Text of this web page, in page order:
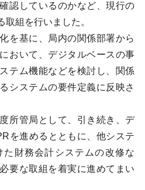
認しているのかなど、現行の
組を行いました。
を基に、局内の関係部署から
おいて、デジタルベースの事
テム機能などを検討し、関係
システムの要件定義に反映さ
所管局として、引き続き、デ
を進めるとともに、他システ
た財務会計システムの改修な
要な取組を着実に進めてまい